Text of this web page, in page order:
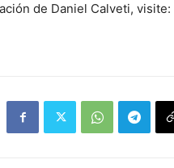
de Daniel Calveti, visite: